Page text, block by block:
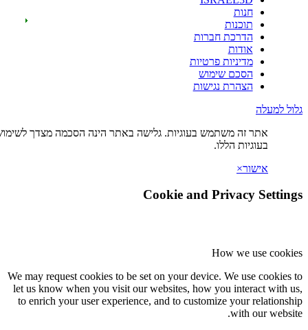
חברות
פרטיות
שימוש
נגישות
משתמש בעוגיות. גלישה באתר הינה הסכמה מצדך לשימוש
Cookie and
How
We may request cookies to be set on your device. We
let us know when you visit our websites, how you
to enrich your user experience, and to customize